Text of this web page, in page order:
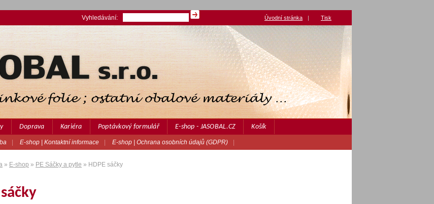
Doprava Kariéra Poptávkový formulář E-shop - JASOBAL.CZ Košík
E-shop | Kontaktní informace E-shop | Ochrana osobních údajů (GDPR)
» E-shop » PE Sáčky a pytle » HDPE sáčky
Vyhledávání: Úvodní stránka | Tisk